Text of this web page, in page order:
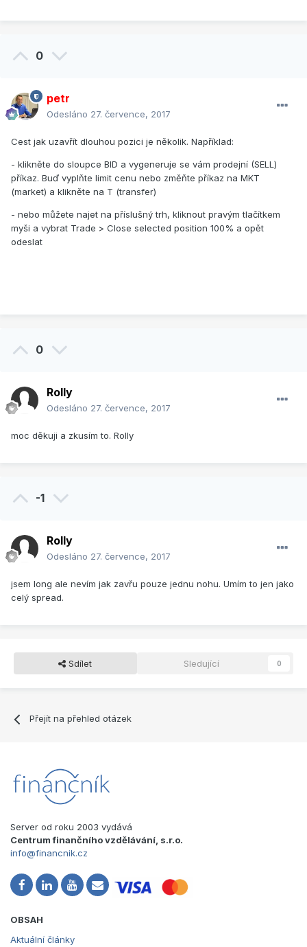
0
petr
Odesláno 27. července, 2017
Cest jak uzavřít dlouhou pozici je několik. Například:
- klikněte do sloupce BID a vygeneruje se vám prodejní (SELL)
příkaz. Buď vyplňte limit cenu nebo změňte příkaz na MKT
(market) a klikněte na T (transfer)
- nebo můžete najet na příslušný trh, kliknout pravým tlačítkem
myši a vybrat Trade > Close selected position 100% a opět
odeslat
0
Rolly
Odesláno 27. července, 2017
moc děkuji a zkusím to. Rolly
-1
Rolly
Odesláno 27. července, 2017
jsem long ale nevím jak zavřu pouze jednu nohu. Umím to jen jako
celý spread.
Sdílet Sledující 0
Přejít na přehled otázek
Server od roku 2003 vydává
Centrum finančního vzdělávání, s.r.o.
info@financnik.cz
OBSAH
Aktuální články